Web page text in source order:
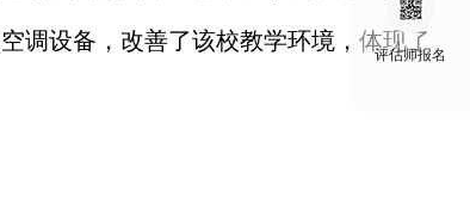
调设备，改善了该校教学环境，体现了
评估师报名